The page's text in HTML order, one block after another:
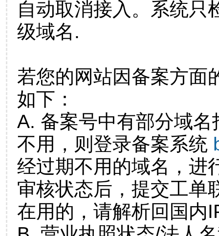
自动取消接入。系统只
级域名.
若您的网站因备案方面
如下：
A. 备案号中有部分域
不用，则登录备案系统
经过期不用的域名，进
审核状态后，提交工单
在用的，请解析回国内